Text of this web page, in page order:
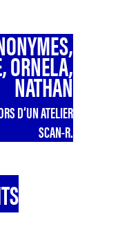
ORNELA,
NATHAN
D’UN ATELIER
SCAN-R.